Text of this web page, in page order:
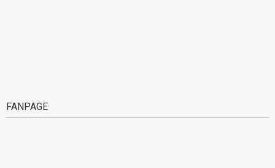
FANPAGE